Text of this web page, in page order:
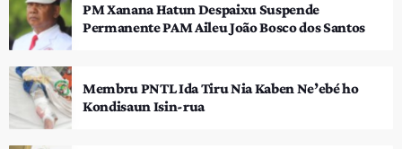
PM Xanana Hatun Despaixu Suspende
Permanente PAM Aileu João Bosco dos Santos
Membru PNTL Ida Tiru Nia Kaben Ne’ebé ho
Kondisaun Isin-rua